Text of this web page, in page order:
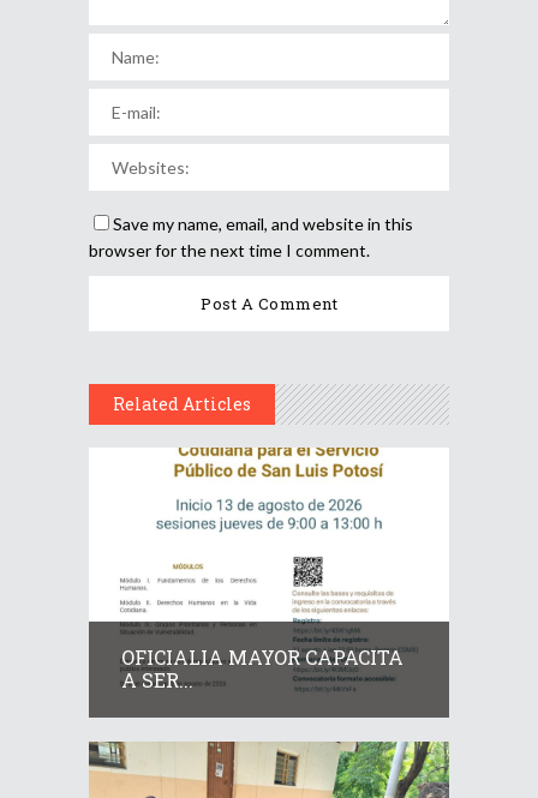
Save my name, email, and website in this
browser for the next time I comment.
Related Articles
OFICIALIA MAYOR CAPACITA
A SER...